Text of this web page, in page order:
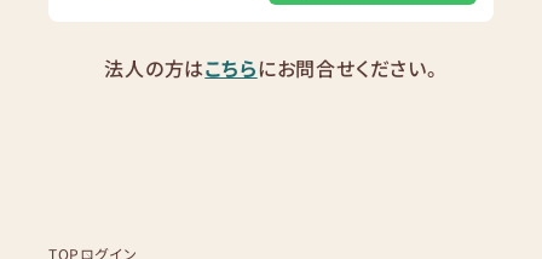
法人の方はこちらにお問合せください。
TOPログイン